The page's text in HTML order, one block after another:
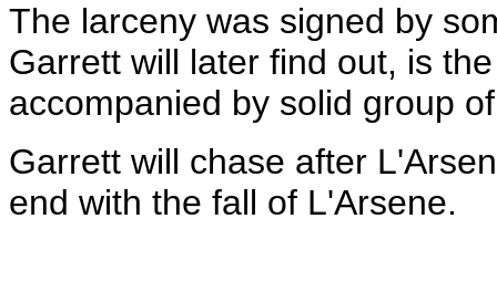
The larceny was signed by
Garrett will later find out, is
accompanied by solid group
Garrett will chase after
end with the fall of L'Arsene.